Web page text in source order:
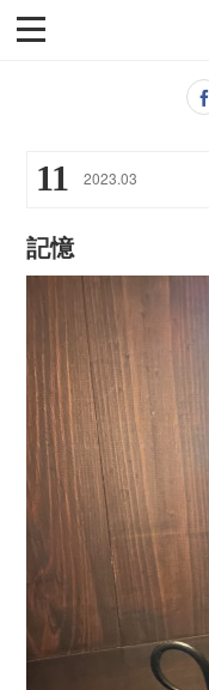
11 2023.03
記憶